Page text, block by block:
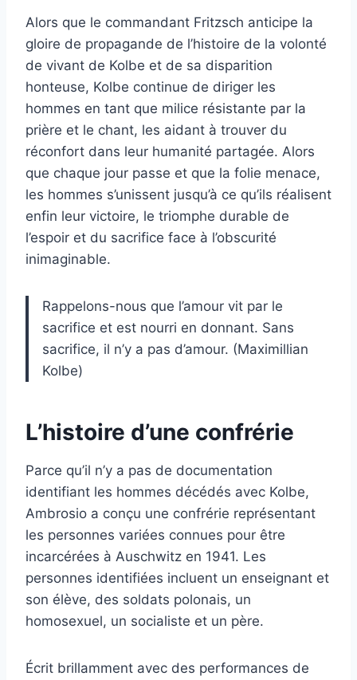
Alors que le commandant Fritzsch anticipe la
gloire de propagande de l’histoire de la volonté
de vivant de Kolbe et de sa disparition
honteuse, Kolbe continue de diriger les
hommes en tant que milice résistante par la
prière et le chant, les aidant à trouver du
réconfort dans leur humanité partagée. Alors
que chaque jour passe et que la folie menace,
les hommes s’unissent jusqu’à ce qu’ils réalisent
enfin leur victoire, le triomphe durable de
l’espoir et du sacrifice face à l’obscurité
inimaginable.
Rappelons-nous que l’amour vit par le
sacrifice et est nourri en donnant. Sans
sacrifice, il n’y a pas d’amour. (Maximillian
Kolbe)
L’histoire d’une confrérie
Parce qu’il n’y a pas de documentation
identifiant les hommes décédés avec Kolbe,
Ambrosio a conçu une confrérie représentant
les personnes variées connues pour être
incarcérées à Auschwitz en 1941. Les
personnes identifiées incluent un enseignant et
son élève, des soldats polonais, un
homosexuel, un socialiste et un père.
Écrit brillamment avec des performances de